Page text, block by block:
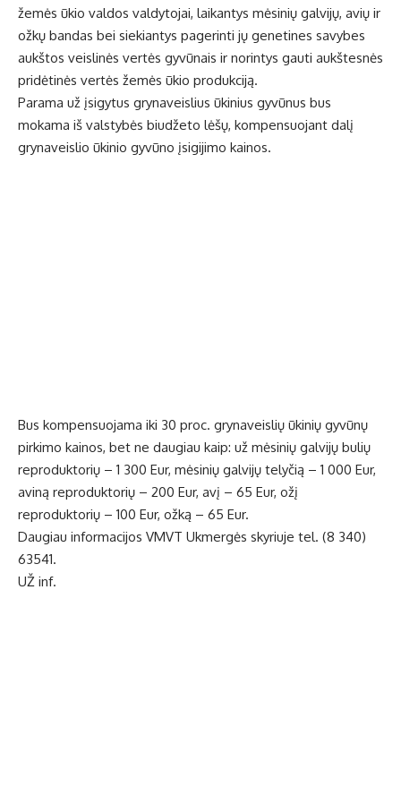
žemės ūkio valdos valdytojai, laikantys mėsinių galvijų, avių ir
ožkų bandas bei siekiantys pagerinti jų genetines savybes
aukštos veislinės vertės gyvūnais ir norintys gauti aukštesnės
pridėtinės vertės žemės ūkio produkciją.
Parama už įsigytus grynaveislius ūkinius gyvūnus bus
mokama iš valstybės biudžeto lėšų, kompensuojant dalį
grynaveislio ūkinio gyvūno įsigijimo kainos.
Bus kompensuojama iki 30 proc. grynaveislių ūkinių gyvūnų
pirkimo kainos, bet ne daugiau kaip: už mėsinių galvijų bulių
reproduktorių – 1 300 Eur, mėsinių galvijų telyčią – 1 000 Eur,
aviną reproduktorių – 200 Eur, avį – 65 Eur, ožį
reproduktorių – 100 Eur, ožką – 65 Eur.
Daugiau informacijos VMVT Ukmergės skyriuje tel. (8 340)
63541.
UŽ inf.